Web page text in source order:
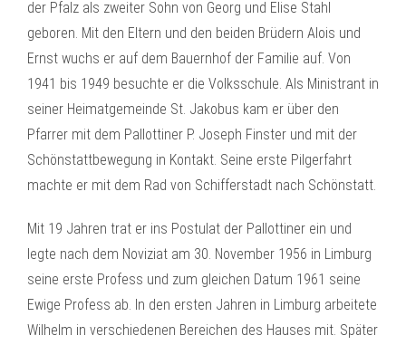
der Pfalz als zweiter Sohn von Georg und Elise Stahl
geboren. Mit den Eltern und den beiden Brüdern Alois und
Ernst wuchs er auf dem Bauernhof der Familie auf. Von
1941 bis 1949 besuchte er die Volksschule. Als Ministrant in
seiner Heimatgemeinde St. Jakobus kam er über den
Pfarrer mit dem Pallottiner P. Joseph Finster und mit der
Schönstattbewegung in Kontakt. Seine erste Pilgerfahrt
machte er mit dem Rad von Schifferstadt nach Schönstatt.
Mit 19 Jahren trat er ins Postulat der Pallottiner ein und
legte nach dem Noviziat am 30. November 1956 in Limburg
seine erste Profess und zum gleichen Datum 1961 seine
Ewige Profess ab. In den ersten Jahren in Limburg arbeitete
Wilhelm in verschiedenen Bereichen des Hauses mit. Später